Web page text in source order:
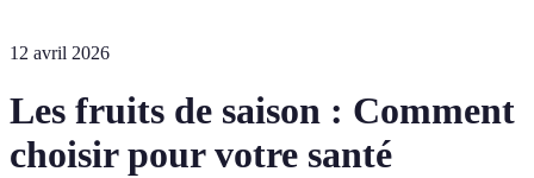
12 avril 2026
Les fruits de saison : Comment
choisir pour votre santé